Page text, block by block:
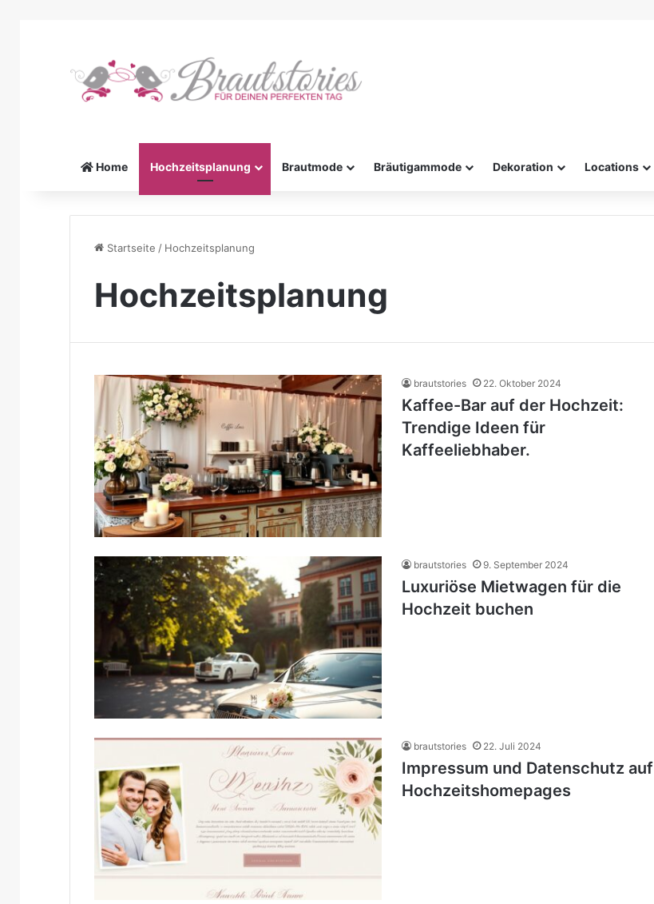
Home Hochzeitsplanung Brautmode Bräutigammode Dekoration Locations
Startseite / Hochzeitsplanung
Hochzeitsplanung
brautstories 22. Oktober 2024
Kaffee-Bar auf der Hochzeit:
Trendige Ideen für
Kaffeeliebhaber.
brautstories 9. September 2024
Luxuriöse Mietwagen für die
Hochzeit buchen
brautstories 22. Juli 2024
Impressum und Datenschutz auf
Hochzeitshomepages